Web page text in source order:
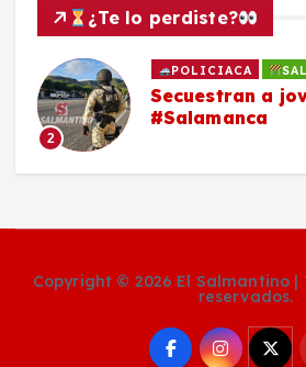
¿Te lo perdiste?
2
POLICIACA
Secuestran a
#Salamanca
Copyright © 2026 El Salmantino |
reservados.